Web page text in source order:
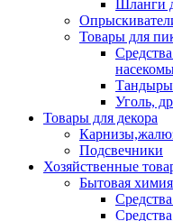
Шланги
Товары для
Тандыры
Уголь,
Товары для декора
Подсвечники
Хозяйственные
Бытовая химия